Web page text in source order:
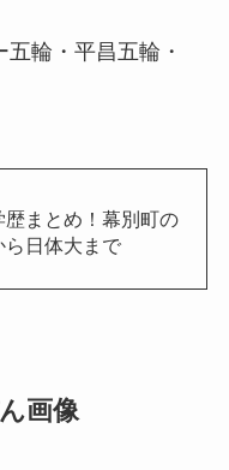
輪・平昌五輪・
まとめ！幕別町の
日体大まで
画像